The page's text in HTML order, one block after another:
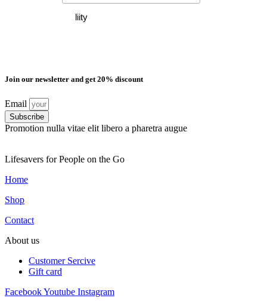
Join our newsletter and get 20% discount
Email
Subscribe
Promotion nulla vitae elit libero a pharetra augue
Lifesavers for People on the Go
Home
Shop
Contact
About us
Customer Sercive
Gift card
FacebookYoutube Instagram